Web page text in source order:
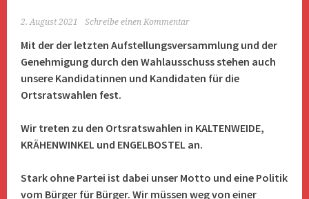
2. August 2021 Schreibe einen Kommentar
Mit der der letzten Aufstellungsversammlung und der
Genehmigung durch den Wahlausschuss stehen auch
unsere Kandidatinnen und Kandidaten für die
Ortsratswahlen fest.
Wir treten zu den Ortsratswahlen in KALTENWEIDE,
KRÄHENWINKEL und ENGELBOSTEL an.
Stark ohne Partei ist dabei unser Motto und eine Politik
vom Bürger für Bürger. Wir müssen weg von einer